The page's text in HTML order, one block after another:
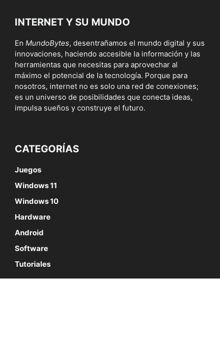
INTERNET Y SU MUNDO
En MundoBytes, desentrañamos el mundo digital y sus
innovaciones, haciendo accesible la información y las
herramientas que necesitas para aprovechar al
máximo el potencial de la tecnología. Porque para
nosotros, internet no es solo una red de conexiones;
es un universo de posibilidades que conecta ideas,
impulsa sueños y construye el futuro.
CATEGORÍAS
Juegos
Windows 11
Windows 10
Hardware
Android
Software
Tutoriales